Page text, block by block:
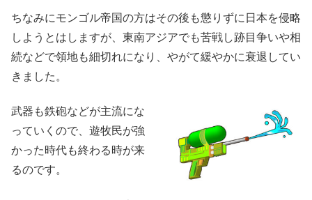
ちなみにモンゴル帝国の方はその後も懲りずに日本を侵略
しようとはしますが、東南アジアでも苦戦し跡目争いや相
続などで領地も細切れになり、やがて緩やかに衰退してい
きました。
武器も鉄砲などが主流にな
っていくので、遊牧民が強
かった時代も終わる時が来
るのです。